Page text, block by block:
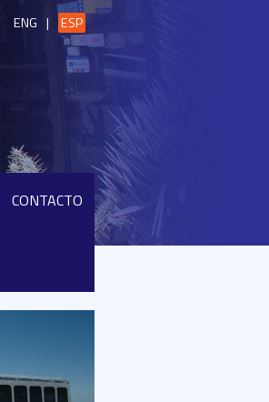
ENG | ESP
CONTACTO